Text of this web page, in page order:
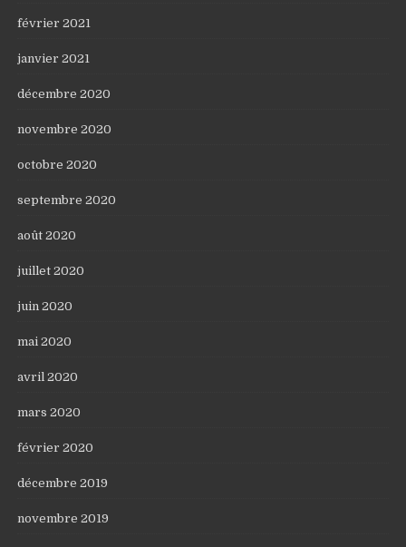
février 2021
janvier 2021
décembre 2020
novembre 2020
octobre 2020
septembre 2020
août 2020
juillet 2020
juin 2020
mai 2020
avril 2020
mars 2020
février 2020
décembre 2019
novembre 2019